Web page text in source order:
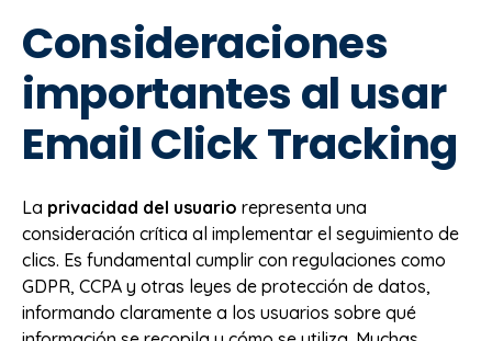
Consideraciones
importantes al usar
Email Click Tracking
La privacidad del usuario representa una
consideración crítica al implementar el seguimiento de
clics. Es fundamental cumplir con regulaciones como
GDPR, CCPA y otras leyes de protección de datos,
informando claramente a los usuarios sobre qué